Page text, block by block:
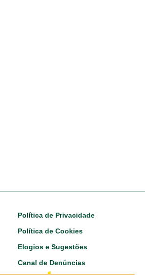
Footer
Política de Privacidade
Política de Cookies
Elogios e Sugestões
Canal de Denúncias